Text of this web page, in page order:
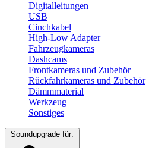
Digitalleitungen
USB
Cinchkabel
High-Low Adapter
Fahrzeugkameras
Dashcams
Frontkameras und Zubehör
Rückfahrkameras und Zubehör
Dämmmaterial
Werkzeug
Sonstiges
Soundupgrade für: